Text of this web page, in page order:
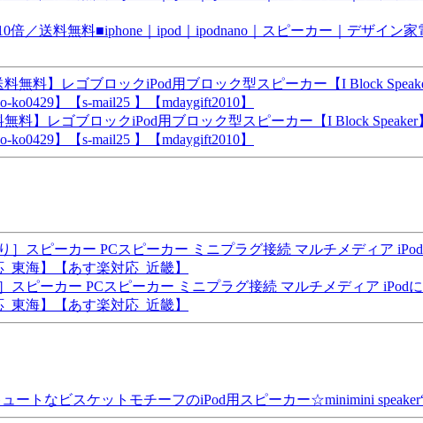
／送料無料■iphone｜ipod｜ipodnano｜スピーカー｜デザイン
料】レゴブロックiPod用ブロック型スピーカー【I Block Speaker
】【s-mail25 】【mdaygift2010】
スピーカー PCスピーカー ミニプラグ接続 マルチメディア
東海】【あす楽対応_近畿】
ートなビスケットモチーフのiPod用スピーカー☆minimini